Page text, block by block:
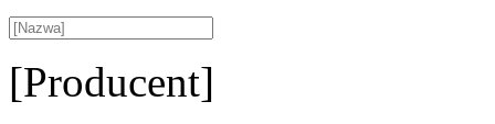
[Producent]